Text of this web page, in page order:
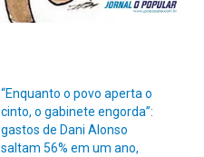
“Enquanto o povo aperta o
cinto, o gabinete engorda”:
gastos de Dani Alonso
saltam 56% em um ano,